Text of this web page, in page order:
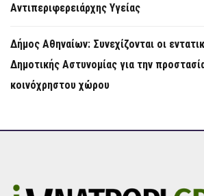
Αντιπεριφερειάρχης Υγείας
Δήμος Αθηναίων: Συνεχίζονται οι
Δημοτικής Αστυνομίας για την
κοινόχρηστου χώρου